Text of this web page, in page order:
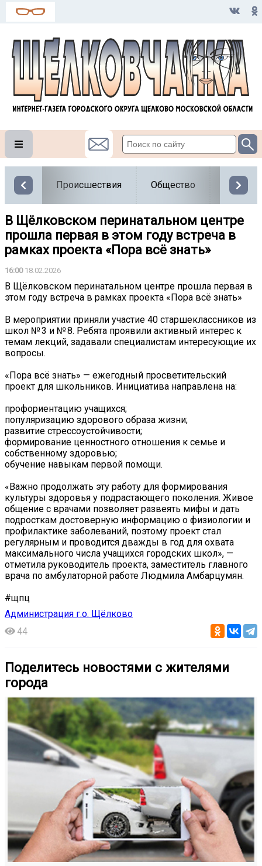
Происшествия Общество Власть
В Щёлковском перинатальном центре
прошла первая в этом году встреча в
рамках проекта «Пора всё знать»
16:0018.02.2026
В Щёлковском перинатальном центре прошла первая в
этом году встреча в рамках проекта «Пора всё знать»
В мероприятии приняли участие 40 старшеклассников из
школ № 3 и № 8. Ребята проявили активный интерес к
темам лекций, задавали специалистам интересующие их
вопросы.
«Пора всё знать» — ежегодный просветительский
проект для школьников. Инициатива направлена на:
профориентацию учащихся;
популяризацию здорового образа жизни;
развитие стрессоустойчивости;
формирование ценностного отношения к семье и
собственному здоровью;
обучение навыкам первой помощи.
«Важно продолжать эту работу для формирования
культуры здоровья у подрастающего поколения. Живое
общение с врачами позволяет развеять мифы и дать
подросткам достоверную информацию о физиологии и
профилактике заболеваний, поэтому проект стал
регулярным и проводится дважды в год для охвата
максимального числа учащихся городских школ», —
отметила руководитель проекта, заместитель главного
врача по амбулаторной работе Людмила Амбарцумян.
#щпц
Администрация г.о. Щёлково
44
Поделитесь новостями с жителями
города